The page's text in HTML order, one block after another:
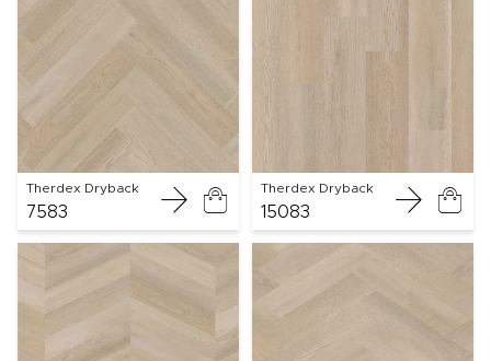
Therdex Dryback
7583
Therdex Dryback
15083